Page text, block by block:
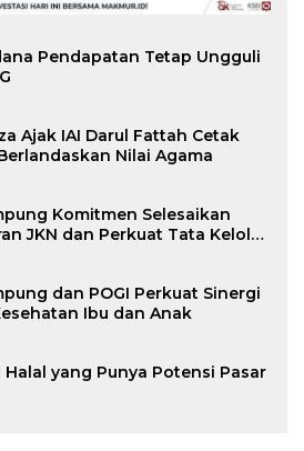
Pendapatan Tetap Ungguli
Ajak IAI Darul Fattah Cetak
Nilai Agama
Komitmen Selesaikan
JKN dan Perkuat Tata Kelola
dan POGI Perkuat Sinergi
Ibu dan Anak
Halal yang Punya Potensi Pasar